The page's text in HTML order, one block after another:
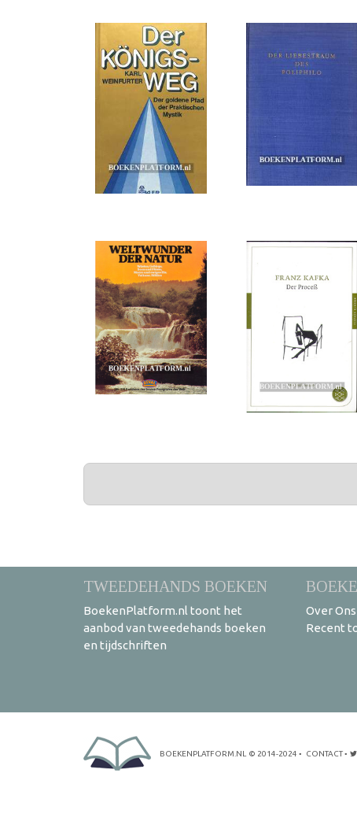
PAGINA'S
TWEEDEHANDS BOEKEN
BoekenPlatform.nl toont het
aanbod van tweedehands boeken
en tijdschriften
Over Ons
Recent
BOEKENPLATFORM.NL © 2014-2024 • CONTACT•